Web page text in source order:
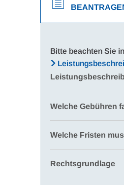
EANTRAGEN
Bitte beachten Sie
Welche Gebühren
Welche Fristen
Rechtsgrundlage